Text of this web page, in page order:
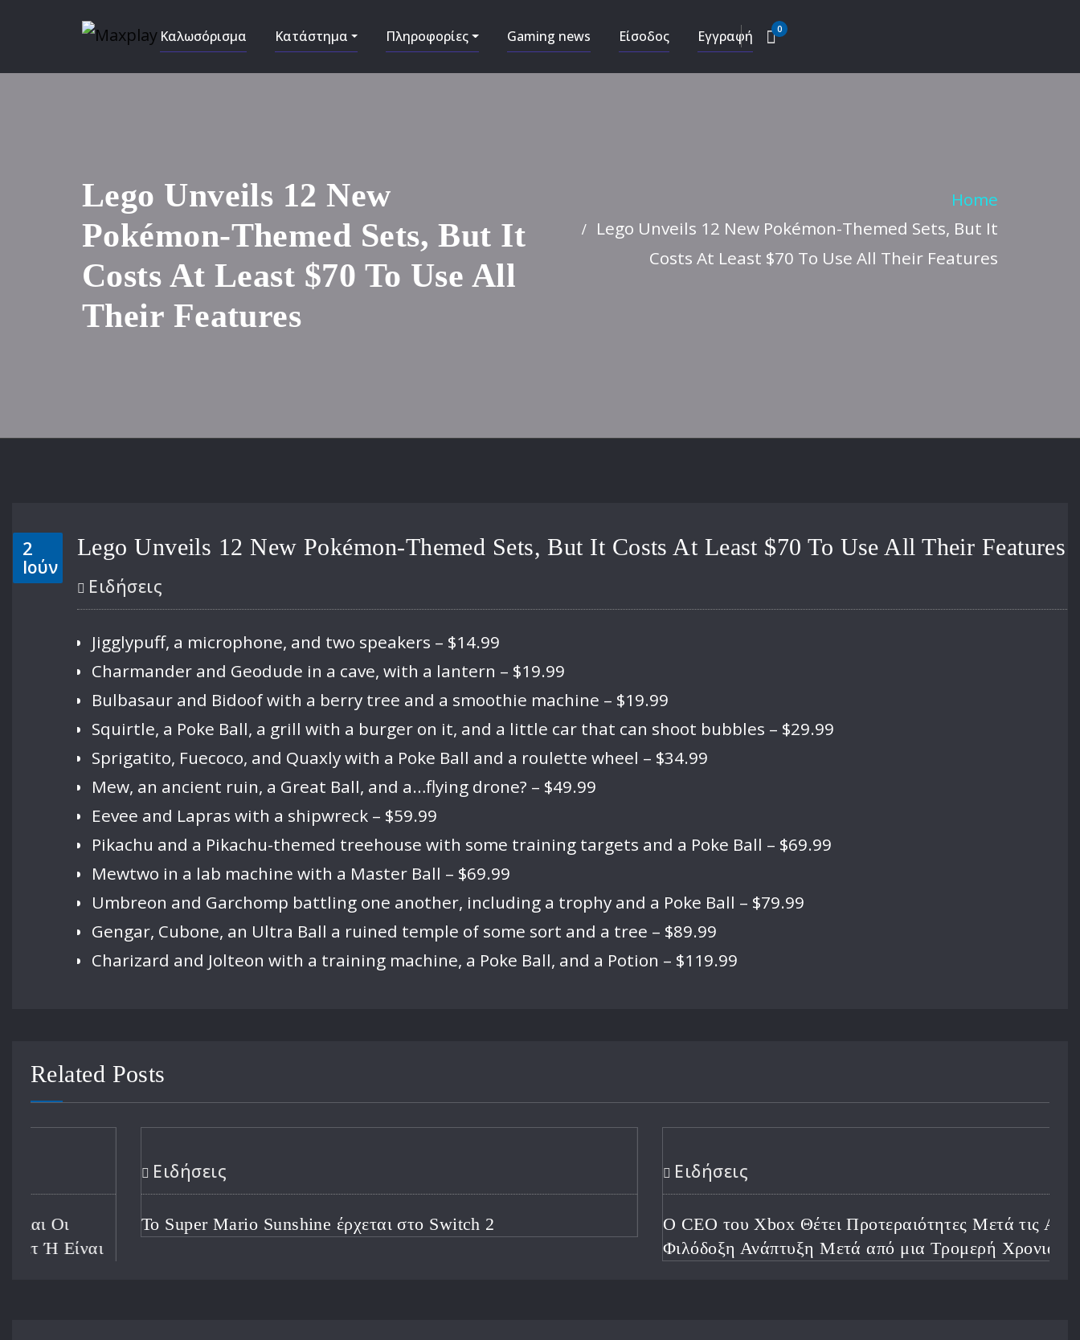
Καλωσόρισμα Κατάστημα Πληροφορίες Gaming news Είσοδος Εγγραφή 0
Lego Unveils 12 New
Pokémon-Themed Sets, But It
Costs At Least $70 To Use All
Their Features
Home
Lego Unveils 12 New Pokémon-Themed Sets, But It
Costs At Least $70 To Use All Their Features
2
Ιούν
Lego Unveils 12 New Pokémon-Themed Sets, But It Costs At Least $70 To Use All Their Features
Ειδήσεις
Jigglypuff, a microphone, and two speakers – $14.99
Charmander and Geodude in a cave, with a lantern – $19.99
Bulbasaur and Bidoof with a berry tree and a smoothie machine – $19.99
Squirtle, a Poke Ball, a grill with a burger on it, and a little car that can shoot bubbles – $29.99
Sprigatito, Fuecoco, and Quaxly with a Poke Ball and a roulette wheel – $34.99
Mew, an ancient ruin, a Great Ball, and a…flying drone? – $49.99
Eevee and Lapras with a shipwreck – $59.99
Pikachu and a Pikachu-themed treehouse with some training targets and a Poke Ball – $69.99
Mewtwo in a lab machine with a Master Ball – $69.99
Umbreon and Garchomp battling one another, including a trophy and a Poke Ball – $79.99
Gengar, Cubone, an Ultra Ball a ruined temple of some sort and a tree – $89.99
Charizard and Jolteon with a training machine, a Poke Ball, and a Potion – $119.99
Related Posts
Το Super Mario Sunshine έρχεται στο Switch 2
Ο CEO του Xbox Θέτει Προτεραιότητες Μετά τις Απολύσεις για
Φιλόδοξη Ανάπτυξη Μετά από μια Τρομερή Χρονιά